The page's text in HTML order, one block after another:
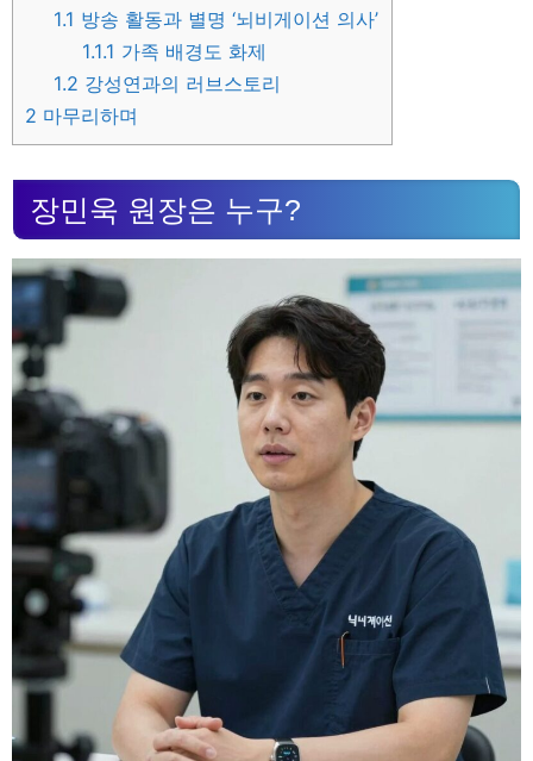
1.1 방송 활동과 별명 ‘뇌비게이션 의사’
1.1.1 가족 배경도 화제
1.2 강성연과의 러브스토리
2 마무리하며
장민욱 원장은 누구?